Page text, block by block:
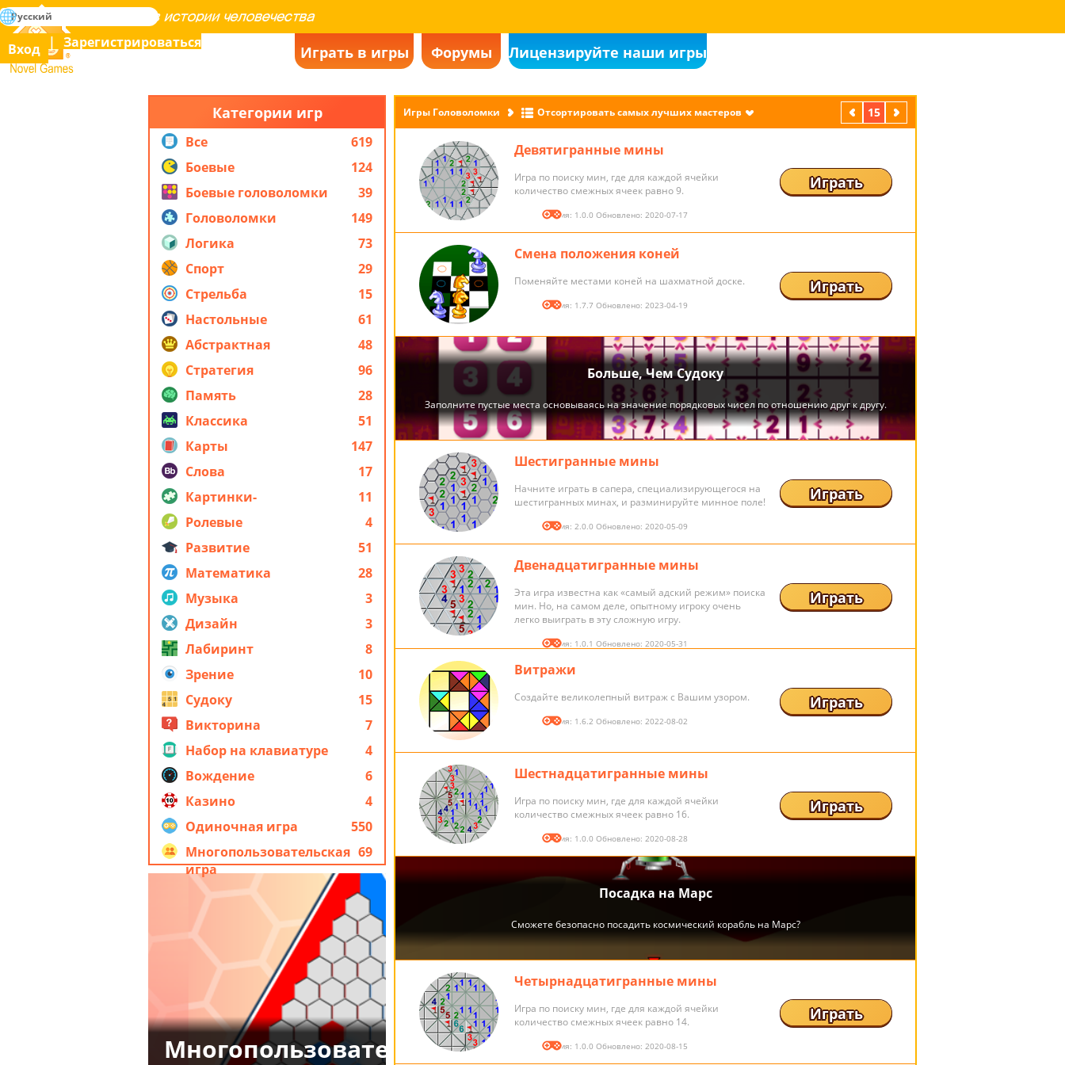
Novel Games
Освоение всех игр в истории человечества
поиск
Играть в игры Форумы Лицензируйте наши игры
Вход Зарегистрироваться
Русский
Категории игр
Все
619
Боевые
124
Боевые головоломки
39
Головоломки
149
Логика
73
Спорт
29
Стрельба
15
Настольные
61
Абстрактная
стратегия
48
Стратегия
96
Память
28
Классика
51
Карты
147
Слова
17
Картинки-
головоломки
11
Ролевые
4
Развитие
51
Математика
28
Музыка
3
Дизайн
3
Лабиринт
8
Зрение
10
Судоку
15
Викторина
7
Набор на клавиатуре
4
Вождение
6
Казино
4
Одиночная игра
550
Многопользовательская
игра
69
Игры Головоломки Отсортировать самых лучших мастеров предыдущая
15 следующая
Девятигранные мины
Игра по поиску мин, где для каждой ячейки
количество смежных ячеек равно 9.
Версия: 1.0.0 Обновлено: 2020-07-17
Играть
Смена положения коней
Поменяйте местами коней на шахматной доске.
Версия: 1.7.7 Обновлено: 2023-04-19
Играть
Шестигранные мины
Начните играть в сапера, специализирующегося на
шестигранных минах, и разминируйте минное поле!
Версия: 2.0.0 Обновлено: 2020-05-09
Играть
Двенадцатигранные мины
Эта игра известна как «самый адский режим» поиска
мин. Но, на самом деле, опытному игроку очень
легко выиграть в эту сложную игру.
Версия: 1.0.1 Обновлено: 2020-05-31
Играть
Витражи
Создайте великолепный витраж с Вашим узором.
Версия: 1.6.2 Обновлено: 2022-08-02
Играть
Шестнадцатигранные мины
Игра по поиску мин, где для каждой ячейки
количество смежных ячеек равно 16.
Версия: 1.0.0 Обновлено: 2020-08-28
Играть
Четырнадцатигранные мины
Игра по поиску мин, где для каждой ячейки
количество смежных ячеек равно 14.
Версия: 1.0.0 Обновлено: 2020-08-15
Играть